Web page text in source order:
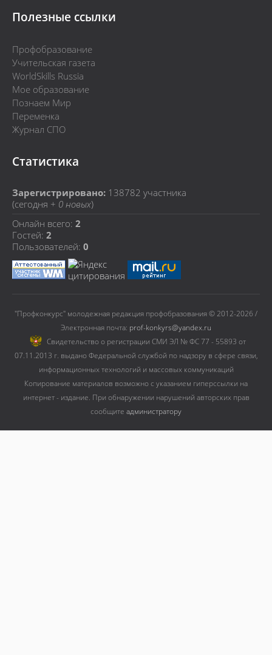
Полезные ссылки
Профобразование
Учительская газета
WorldSkills Russia
Мое образование
Познаем Мир
Переменка
Журнал СПО
Статистика
Зарегистрировано: 138782 участника
(сегодня + 0 новых)
Онлайн всего: 2
Гостей: 2
Пользователей: 0
"Профконкурс" молодежная редакция профобразования © 2012-2026 /
Электронная почта: prof-konkyrs@yandex.ru
Cвидетельство о регистрации СМИ ЭЛ № ФС 77 - 55893 от
07.11.2013 г. выдано Федеральной службой по надзору в сфере связи,
информационных технологий и массовых коммуникаций
Копирование материалов возможно с указанием гиперссылки на
интернет - издание. При обнаружении нарушений авторских прав
сообщите администратору